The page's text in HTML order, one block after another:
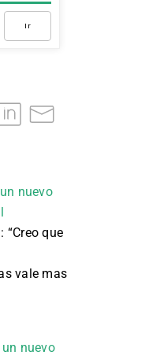
Ir
nuevo
: “Creo que
vale mas
nuevo